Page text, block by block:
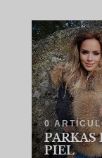
0
PARKAS
PIEL